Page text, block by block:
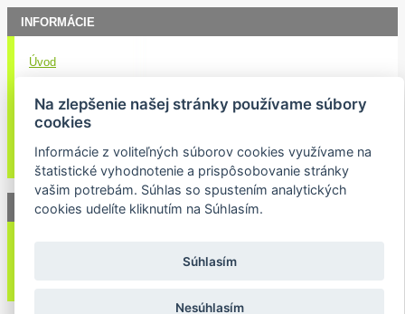
INFORMÁCIE
Úvod
Kontakt
Doručenie nákupu
Ochrana osobných údajov
NEWSLETTER
Na zlepšenie našej stránky používame súbory
cookies
Informácie z voliteľných súborov cookies využívame na
štatistické vyhodnotenie a prispôsobovanie stránky
vašim potrebám. Súhlas so spustením analytických
cookies udelíte kliknutím na Súhlasím.
Súhlasím
Nesúhlasím